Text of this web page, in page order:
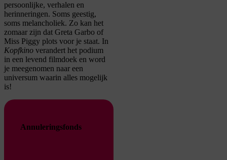
persoonlijke, verhalen en
herinneringen. Soms geestig,
soms melancholiek. Zo kan het
zomaar zijn dat Greta Garbo of
Miss Piggy plots voor je staat. In
Kopfkino verandert het podium
in een levend filmdoek en word
je meegenomen naar een
universum waarin alles mogelijk
is!
Annuleringsfonds